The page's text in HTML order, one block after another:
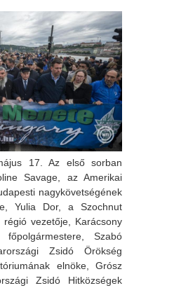
17. Az első sorban
Savage, az Amerikai
nagykövetségének
Yulia Dor, a Szochnut
régió vezetője, Karácsony
Szabó
Zsidó Örökség
elnöke, Grósz
Zsidó Hitközségek